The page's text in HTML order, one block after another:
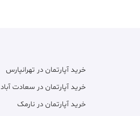
خرید آپارتمان در تهرانپارس
خرید آپارتمان در سعادت آباد
خرید آپارتمان در نارمک